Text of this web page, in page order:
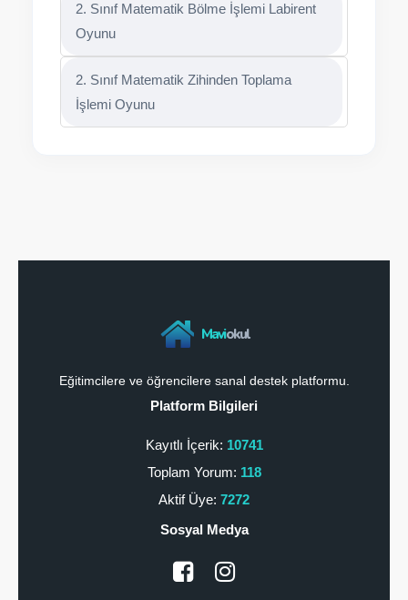
2. Sınıf Matematik Bölme İşlemi Labirent
Oyunu
2. Sınıf Matematik Zihinden Toplama
İşlemi Oyunu
Maviokul
Eğitimcilere ve öğrencilere sanal destek platformu.
Platform Bilgileri
Kayıtlı İçerik: 10741
Toplam Yorum: 118
Aktif Üye: 7272
Sosyal Medya